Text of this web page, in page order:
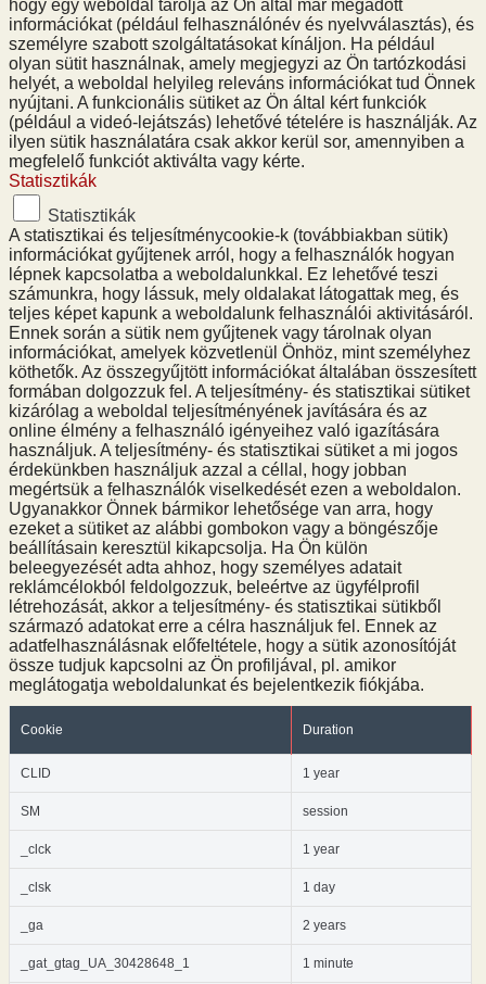
hogy egy weboldal tárolja az Ön által már megadott
információkat (például felhasználónév és nyelvválasztás), és
személyre szabott szolgáltatásokat kínáljon. Ha például
olyan sütit használnak, amely megjegyzi az Ön tartózkodási
helyét, a weboldal helyileg releváns információkat tud Önnek
nyújtani. A funkcionális sütiket az Ön által kért funkciók
(például a videó-lejátszás) lehetővé tételére is használják. Az
ilyen sütik használatára csak akkor kerül sor, amennyiben a
megfelelő funkciót aktiválta vagy kérte.
Statisztikák
Statisztikák
A statisztikai és teljesítménycookie-k (továbbiakban sütik)
információkat gyűjtenek arról, hogy a felhasználók hogyan
lépnek kapcsolatba a weboldalunkkal. Ez lehetővé teszi
számunkra, hogy lássuk, mely oldalakat látogattak meg, és
teljes képet kapunk a weboldalunk felhasználói aktivitásáról.
Ennek során a sütik nem gyűjtenek vagy tárolnak olyan
információkat, amelyek közvetlenül Önhöz, mint személyhez
köthetők. Az összegyűjtött információkat általában összesített
formában dolgozzuk fel. A teljesítmény- és statisztikai sütiket
kizárólag a weboldal teljesítményének javítására és az
online élmény a felhasználó igényeihez való igazítására
használjuk. A teljesítmény- és statisztikai sütiket a mi jogos
érdekünkben használjuk azzal a céllal, hogy jobban
megértsük a felhasználók viselkedését ezen a weboldalon.
Ugyanakkor Önnek bármikor lehetősége van arra, hogy
ezeket a sütiket az alábbi gombokon vagy a böngészője
beállításain keresztül kikapcsolja. Ha Ön külön
beleegyezését adta ahhoz, hogy személyes adatait
reklámcélokból feldolgozzuk, beleértve az ügyfélprofil
létrehozását, akkor a teljesítmény- és statisztikai sütikből
származó adatokat erre a célra használjuk fel. Ennek az
adatfelhasználásnak előfeltétele, hogy a sütik azonosítóját
össze tudjuk kapcsolni az Ön profiljával, pl. amikor
meglátogatja weboldalunkat és bejelentkezik fiókjába.
Cookie Duration
CLID 1 year
SM session
_clck 1 year
_clsk 1 day
_ga 2 years
_gat_gtag_UA_30428648_1 1 minute